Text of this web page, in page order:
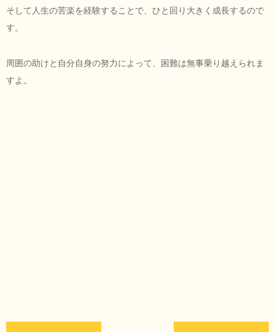
そして人生の苦楽を経験することで、ひと回り大きく成長するので
す。
周囲の助けと自分自身の努力によって、困難は無事乗り越えられま
すよ。